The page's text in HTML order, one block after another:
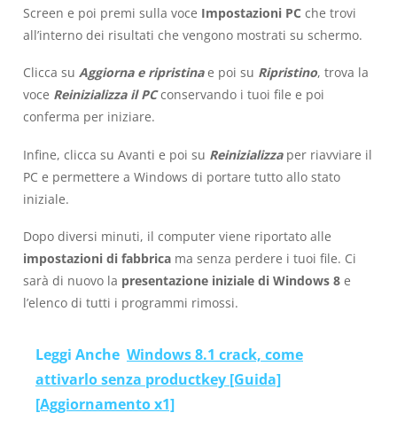
Screen e poi premi sulla voce Impostazioni PC che trovi
all’interno dei risultati che vengono mostrati su schermo.
Clicca su Aggiorna e ripristinae poi su Ripristino, trova la
voce Reinizializza il PCconservando i tuoi file e poi
conferma per iniziare.
Infine, clicca su Avanti e poi su Reinizializzaper riavviare il
PC e permettere a Windows di portare tutto allo stato
iniziale.
Dopo diversi minuti, il computer viene riportato alle
impostazioni di fabbrica ma senza perdere i tuoi file. Ci
sarà di nuovo la presentazione iniziale di Windows 8 e
l’elenco di tutti i programmi rimossi.
Leggi Anche Windows 8.1 crack, come
attivarlo senza productkey [Guida]
[Aggiornamento x1]